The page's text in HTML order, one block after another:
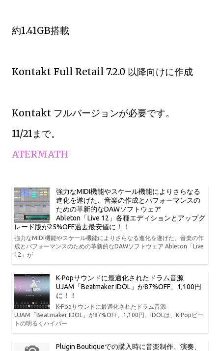
約1.41GB搭載
Kontakt Full Retail 7.2.0 以降向けに作成
Kontakt フルバージョンが必要です。
11/21まで。
ATERMATH
強力なMIDI機能やスケール機能によりさらなる
進化を遂げた、音楽の作成とパフォーマンスの
ための革新的なDAWソフトウェア
Ableton「Live 12」各種エディションとアップグ
レード版が25%OFF過去最安値に！！
強力なMIDI機能やスケール機能によりさらなる進化を遂げた、音楽の作
成とパフォーマンスのための革新的なDAWソフトウェア Ableton「Live
12」が
K-Popサウンドに最適化されたドラム音源
UJAM「Beatmaker IDOL」が87%OFF、1,100円
に！！
K-Popサウンドに最適化されたドラム音源
UJAM「Beatmaker IDOL」が87%OFF、1,100円。IDOLは、K-Popビー
トの明るくハイパー
Plugin Boutiqueでの購入時に音楽制作、演奏、